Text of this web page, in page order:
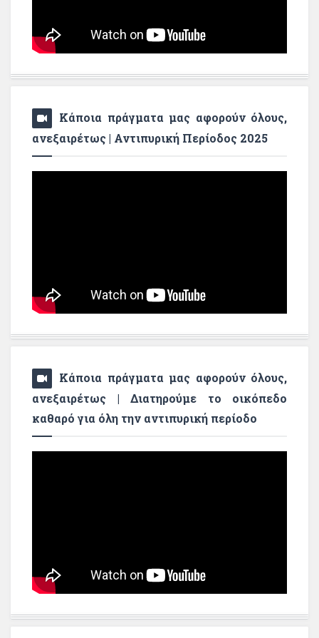
Κάποια πράγματα μας αφορούν όλους,
ανεξαιρέτως | Αντιπυρική Περίοδος 2025
Κάποια πράγματα μας αφορούν όλους,
ανεξαιρέτως | Διατηρούμε το οικόπεδο
καθαρό για όλη την αντιπυρική περίοδο